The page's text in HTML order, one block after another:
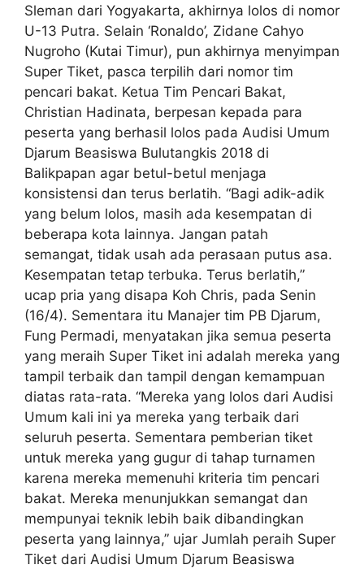
Sleman dari Yogyakarta, akhirnya lolos di nomor
U-13 Putra. Selain ‘Ronaldo’, Zidane Cahyo
Nugroho (Kutai Timur), pun akhirnya menyimpan
Super Tiket, pasca terpilih dari nomor tim
pencari bakat. Ketua Tim Pencari Bakat,
Christian Hadinata, berpesan kepada para
peserta yang berhasil lolos pada Audisi Umum
Djarum Beasiswa Bulutangkis 2018 di
Balikpapan agar betul-betul menjaga
konsistensi dan terus berlatih. “Bagi adik-adik
yang belum lolos, masih ada kesempatan di
beberapa kota lainnya. Jangan patah
semangat, tidak usah ada perasaan putus asa.
Kesempatan tetap terbuka. Terus berlatih,”
ucap pria yang disapa Koh Chris, pada Senin
(16/4). Sementara itu Manajer tim PB Djarum,
Fung Permadi, menyatakan jika semua peserta
yang meraih Super Tiket ini adalah mereka yang
tampil terbaik dan tampil dengan kemampuan
diatas rata-rata. “Mereka yang lolos dari Audisi
Umum kali ini ya mereka yang terbaik dari
seluruh peserta. Sementara pemberian tiket
untuk mereka yang gugur di tahap turnamen
karena mereka memenuhi kriteria tim pencari
bakat. Mereka menunjukkan semangat dan
mempunyai teknik lebih baik dibandingkan
peserta yang lainnya,” ujar Jumlah peraih Super
Tiket dari Audisi Umum Djarum Beasiswa